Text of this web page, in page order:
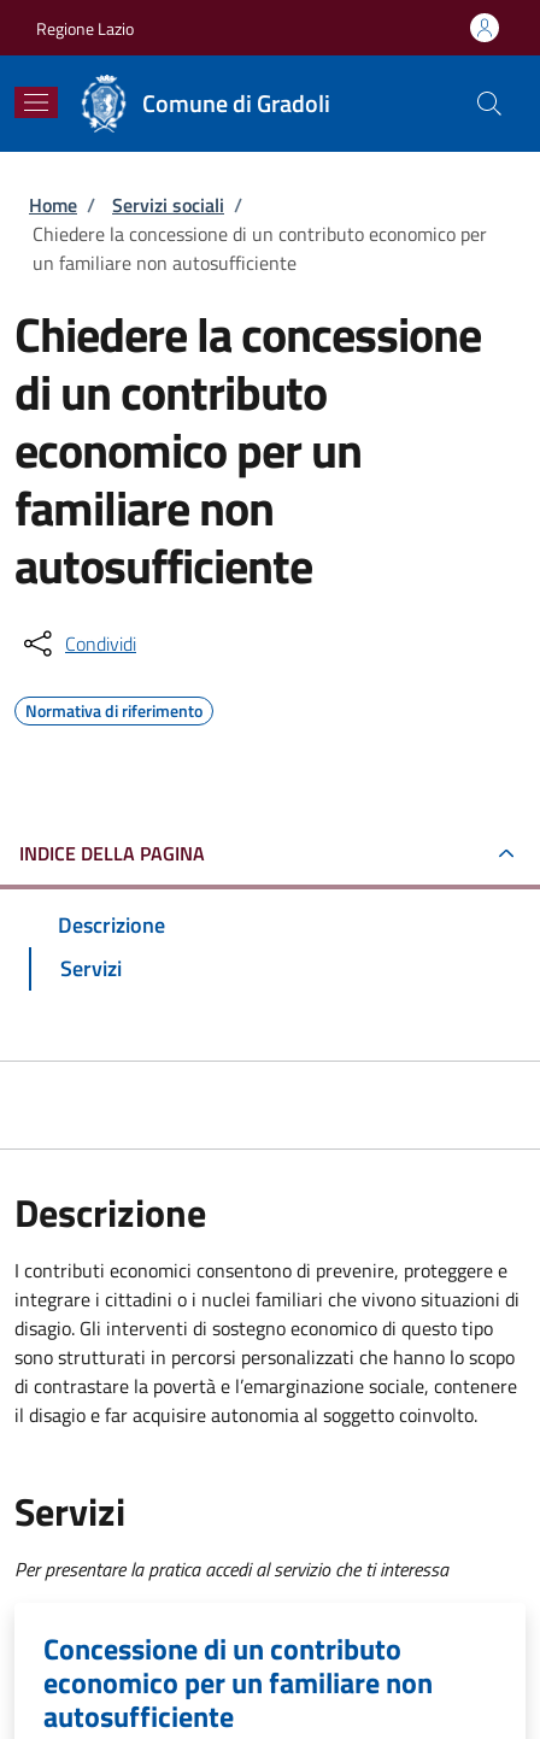
Regione Lazio
Comune di Gradoli
Briciole di pane
Home / Servizi sociali /
Chiedere la concessione di un contributo economico per
un familiare non autosufficiente
Chiedere la concessione
di un contributo
economico per un
familiare non
autosufficiente
Condividi
Normativa di riferimento
INDICE DELLA PAGINA
Descrizione
Servizi
Descrizione
I contributi economici consentono di prevenire, proteggere e
integrare i cittadini o i nuclei familiari che vivono situazioni di
disagio. Gli interventi di sostegno economico di questo tipo
sono strutturati in percorsi personalizzati che hanno lo scopo
di contrastare la povertà e l’emarginazione sociale, contenere
il disagio e far acquisire autonomia al soggetto coinvolto.
Servizi
Per presentare la pratica accedi al servizio che ti interessa
Concessione di un contributo
economico per un familiare non
autosufficiente